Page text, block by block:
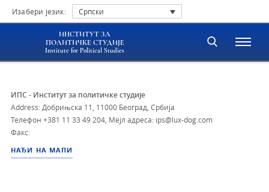
Изабери језик: Српски
ИНСТИТУТ ЗА
ПОЛИТИЧКЕ СТУДИЈЕ
Institute for Political Studies
ИПС - Институт за политичке студије
Address: Добрињска 11, 11000 Београд, Србија
Телефон +381 11 33 49 204 Мејл адреса: ips@lux-dog.com
Факс:
НАЂИ НА МАПИ